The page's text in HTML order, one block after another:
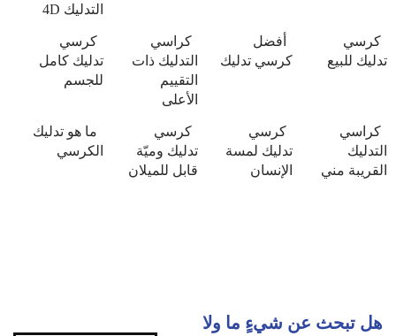
التدليك 4D
كرسي
تدليك للبيع
أفضل
كرسي تدليك
كراسي
التدليك ذات
التقييم
الأعلى
كرسي
تدليك كامل
للجسم
كراسي
التدليك
القريبة مني
كرسي
تدليك لمسة
الإنسان
كرسي
تدليك وميّة
قابل للميلان
ما هو تدليك
الكرسي
هل تبحث عن شيءٍ ما ولا